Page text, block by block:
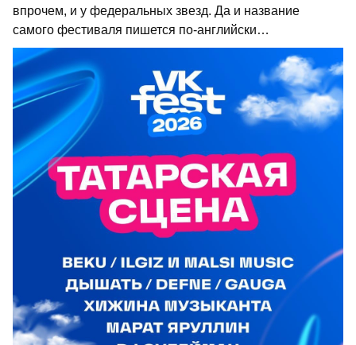
впрочем, и у федеральных звезд. Да и название
самого фестиваля пишется по-английски…